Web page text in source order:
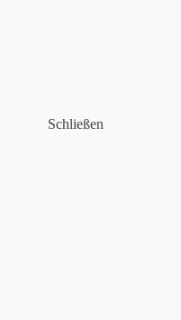
Schließen